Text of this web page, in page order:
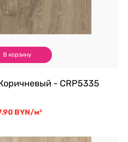
В корзину
- CRP5335
BYN/м²